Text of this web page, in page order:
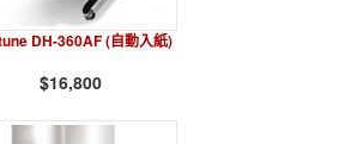
DH-360AF (自動入紙)
$16,800